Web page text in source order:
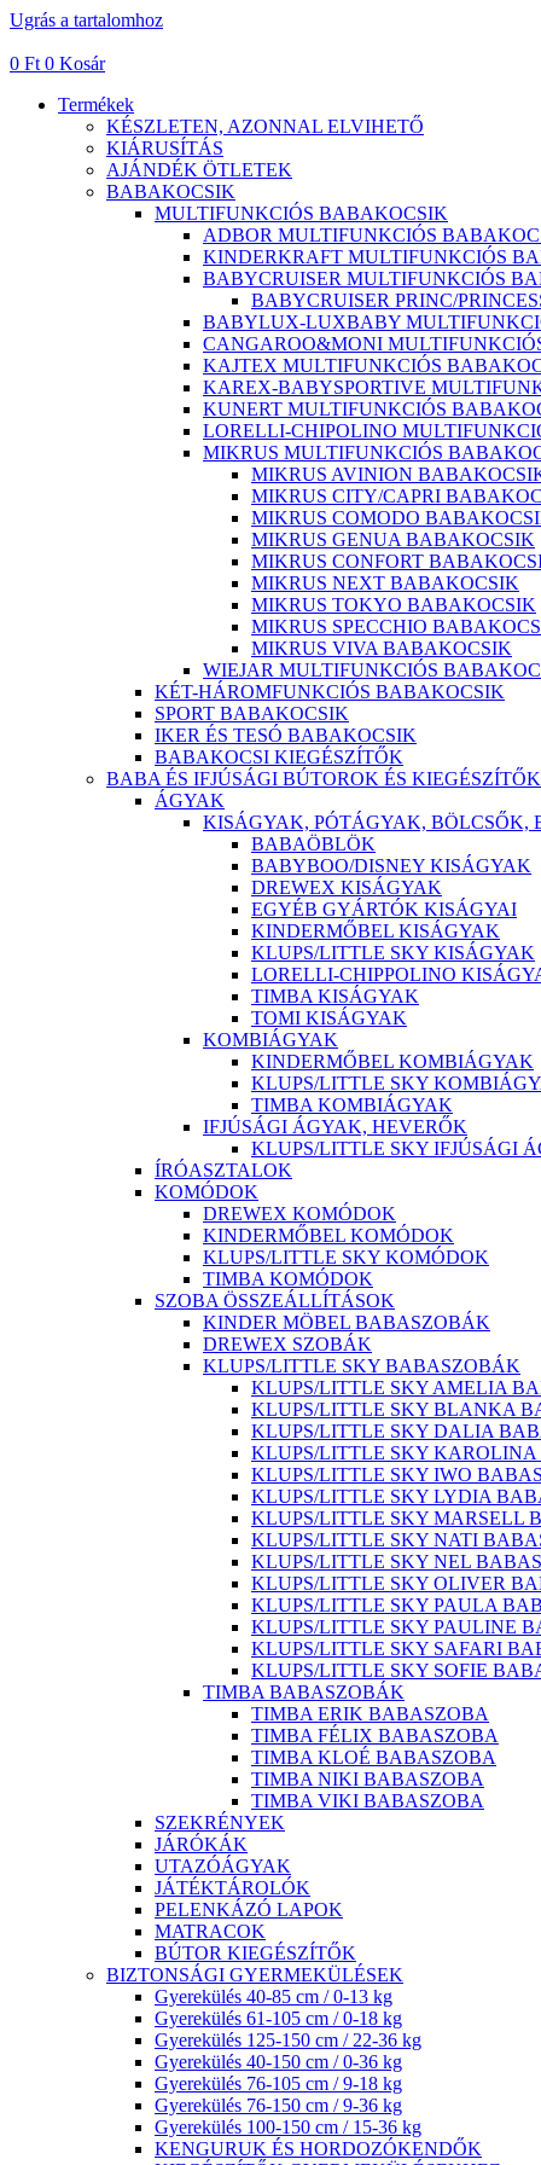
Ugrás a tartalomhoz
0 Ft 0 Kosár
Termékek
KÉSZLETEN, AZONNAL ELVIHETŐ
KIÁRUSÍTÁS
AJÁNDÉK ÖTLETEK
BABAKOCSIK
MULTIFUNKCIÓS BABAKOCSIK
ADBOR MULTIFUNKCIÓS
KINDERKRAFT MULTIFUNKCIÓS
BABYCRUISER MULTIFUNKCIÓS
BABYCRUISER PRINC/
BABYLUX-LUXBABY
CANGAROO&MONI
KAJTEX MULTIFUNKCIÓS
KAREX-BABYSPORTIVE
KUNERT MULTIFUNKCIÓS
LORELLI-CHIPOLINO
MIKRUS MULTIFUNKCIÓS
MIKRUS AVINION
MIKRUS CITY/CAPRI
MIKRUS COMODO
MIKRUS GENUA BABAKOCSIK
MIKRUS CONFORT
MIKRUS NEXT BABAKOCSIK
MIKRUS TOKYO BABAKOCSIK
MIKRUS SPECCHIO
MIKRUS VIVA BABAKOCSIK
WIEJAR MULTIFUNKCIÓS
KÉT-HÁROMFUNKCIÓS BABAKOCSIK
SPORT BABAKOCSIK
IKER ÉS TESÓ BABAKOCSIK
BABAKOCSI KIEGÉSZÍTŐK
BABA ÉS IFJÚSÁGI BÚTOROK ÉS KIEGÉSZÍTŐK
ÁGYAK
KISÁGYAK, PÓTÁGYAK, BÖLCSŐK,
BABAÖBLÖK
BABYBOO/DISNEY KISÁGYAK
DREWEX KISÁGYAK
EGYÉB GYÁRTÓK KISÁGYAI
KINDERMŐBEL KISÁGYAK
KLUPS/LITTLE SKY KISÁGYAK
LORELLI-CHIPPOLINO
TIMBA KISÁGYAK
TOMI KISÁGYAK
KOMBIÁGYAK
KINDERMŐBEL KOMBIÁGYAK
KLUPS/LITTLE SKY
TIMBA KOMBIÁGYAK
IFJÚSÁGI ÁGYAK, HEVERŐK
KLUPS/LITTLE SKY IFJÚSÁGI
ÍRÓASZTALOK
KOMÓDOK
DREWEX KOMÓDOK
KINDERMŐBEL KOMÓDOK
KLUPS/LITTLE SKY KOMÓDOK
TIMBA KOMÓDOK
SZOBA ÖSSZEÁLLÍTÁSOK
KINDER MÖBEL BABASZOBÁK
DREWEX SZOBÁK
KLUPS/LITTLE SKY BABASZOBÁK
KLUPS/LITTLE SKY AMELIA
KLUPS/LITTLE SKY BLANKA
KLUPS/LITTLE SKY DALIA
KLUPS/LITTLE SKY KAROLINA
KLUPS/LITTLE SKY IWO
KLUPS/LITTLE SKY LYDIA
KLUPS/LITTLE SKY MARSELL
KLUPS/LITTLE SKY NATI
KLUPS/LITTLE SKY NEL
KLUPS/LITTLE SKY OLIVER
KLUPS/LITTLE SKY PAULA
KLUPS/LITTLE SKY PAULINE
KLUPS/LITTLE SKY SAFARI
KLUPS/LITTLE SKY SOFIE
TIMBA BABASZOBÁK
TIMBA ERIK BABASZOBA
TIMBA FÉLIX BABASZOBA
TIMBA KLOÉ BABASZOBA
TIMBA NIKI BABASZOBA
TIMBA VIKI BABASZOBA
SZEKRÉNYEK
JÁRÓKÁK
UTAZÓÁGYAK
JÁTÉKTÁROLÓK
PELENKÁZÓ LAPOK
MATRACOK
BÚTOR KIEGÉSZÍTŐK
BIZTONSÁGI GYERMEKÜLÉSEK
Gyerekülés 40-85 cm / 0-13 kg
Gyerekülés 61-105 cm / 0-18 kg
Gyerekülés 125-150 cm / 22-36 kg
Gyerekülés 40-150 cm / 0-36 kg
Gyerekülés 76-105 cm / 9-18 kg
Gyerekülés 76-150 cm / 9-36 kg
Gyerekülés 100-150 cm / 15-36 kg
KENGURUK ÉS HORDOZÓKENDŐK